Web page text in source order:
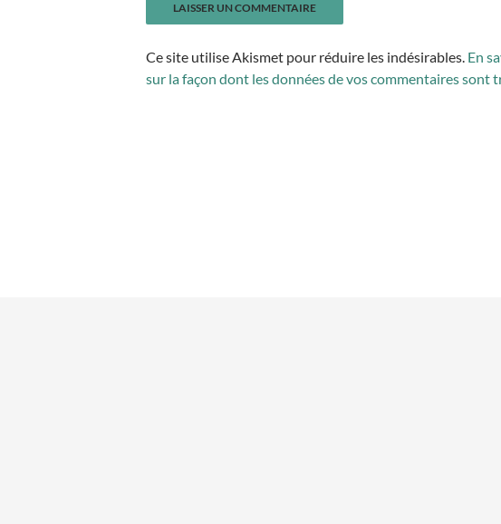
Ce site utilise Akismet pour réduire les indésirables. En
sur la façon dont les données de vos commentaires sont